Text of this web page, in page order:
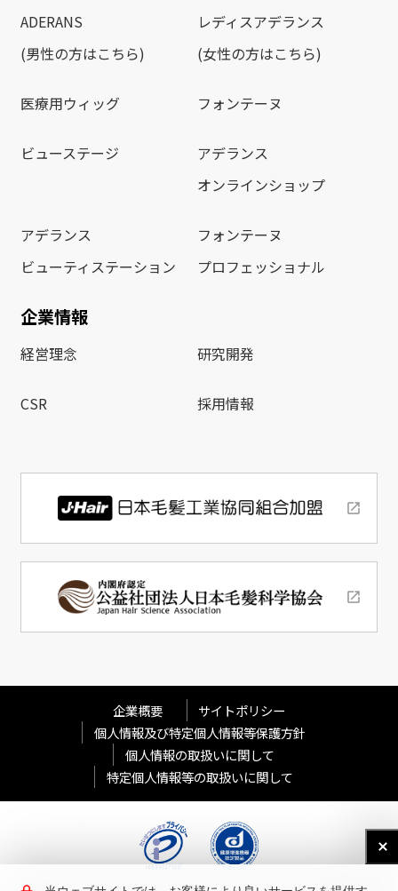
ADERANS
(男性の方はこちら)
レディスアデランス
(女性の方はこちら)
医療用ウィッグ フォンテーヌ
ビューステージ
アデランス
オンラインショップ
アデランス
ビューティステーション
フォンテーヌ
プロフェッショナル
企業情報
経営理念 研究開発
CSR 採用情報
企業概要
サイトポリシー
個人情報及び特定個人情報等保護方針
個人情報の取扱いに関して
特定個人情報等の取扱いに関して